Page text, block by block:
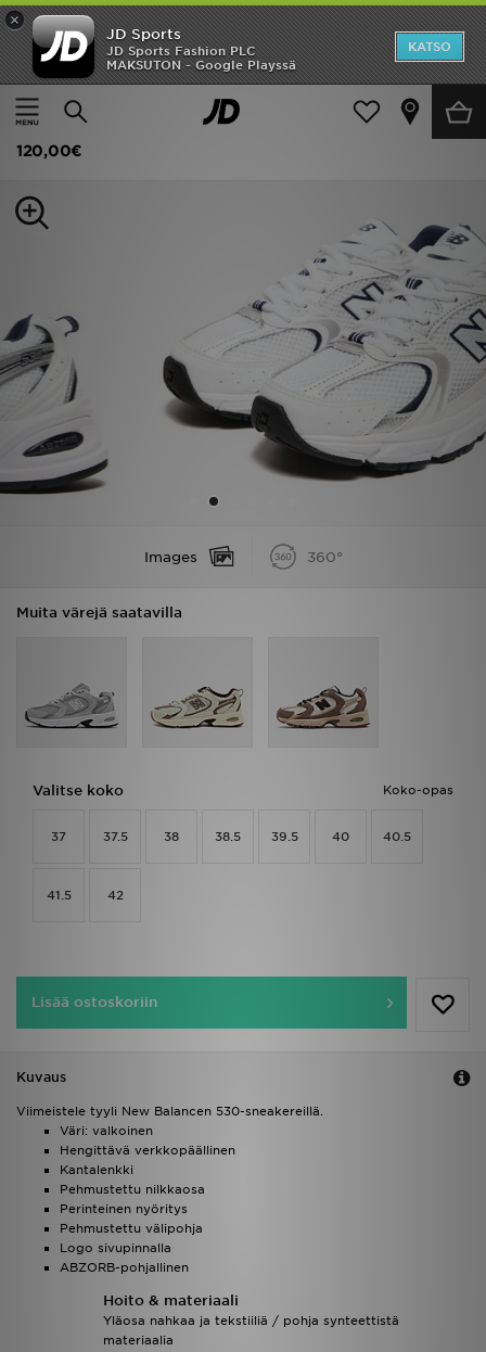
×
JD Sports
JD Sports Fashion PLC
MAKSUTON - Google Playssä
KATSO
Etusivu
Naiset Naisten kengät Tennarit
New Balance 530 Naiset
120,00€
Images 360°
Muita värejä saatavilla
Koko-opas
Valitse koko
37 37.5 38 38.5 39.5 40 40.5
41.5 42
Lisää ostoskoriin
Kuvaus
Viimeistele tyyli New Balancen 530-sneakereillä.
Väri: valkoinen
Hengittävä verkkopäällinen
Kantalenkki
Pehmustettu nilkkaosa
Perinteinen nyöritys
Pehmustettu välipohja
Logo sivupinnalla
ABZORB-pohjallinen
Hoito & materiaali
Yläosa nahkaa ja tekstiiliä / pohja synteettistä
materiaalia
Etusivu
Ale
Miehet
Suosikit
Tuotemerkit
Inspiroidu
Jalkapallo
Minun viestini
Asiakaspalvelu ja tietoa